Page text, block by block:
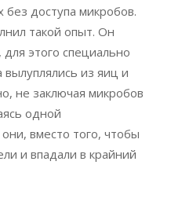
без доступа микробов.
такой опыт. Он
этого специально
из яиц и
не заключая микробов
одной
вместо того, чтобы
и впадали в крайний